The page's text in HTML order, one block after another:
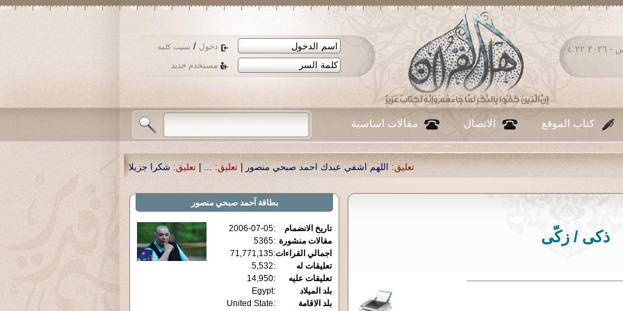
دخول / نسيت كلمة
مستخدم جديد
الخميس ٠٦ - أغسطس - ٢٠٢٦ ٠٤:٢٢
كتاب الموقع الاتصال مقالات اساسية
اللهم اشفي عبدك احمد صبحي منصور |تعليق: ... تعليق: شكرا جزيلا أستاذ حمد الحمد .أكرمكم الله .
ذكى / زكّى
بطاقة آحمد صبحي منصور
تاريخ الانضمام :
2006-07-05
مقالات منشورة :
5365
اجمالي القراءات:
71,771,135
تعليقات له
:
5,532
تعليقات عليه
:
14,950
بلد الميلاد
:
Egypt
بلد الاقامة
:
United State